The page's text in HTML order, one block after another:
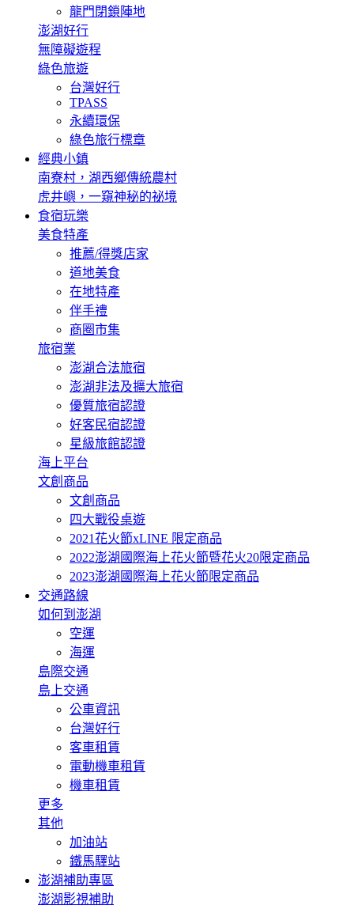
龍門閉鎖陣地
澎湖好行
無障礙遊程
綠色旅遊
台灣好行
TPASS
永續環保
綠色旅行標章
經典小鎮
南寮村，湖西鄉傳統農村
虎井嶼，一窺神秘的祕境
食宿玩樂
美食特產
推薦/得獎店家
道地美食
在地特產
伴手禮
商圈市集
旅宿業
澎湖合法旅宿
澎湖非法及擴大旅宿
優質旅宿認證
好客民宿認證
星級旅館認證
海上平台
文創商品
文創商品
四大戰役桌遊
2021花火節xLINE 限定商品
2022澎湖國際海上花火節暨花火20限定商品
2023澎湖國際海上花火節限定商品
交通路線
如何到澎湖
空運
海運
島際交通
島上交通
公車資訊
台灣好行
客車租賃
電動機車租賃
機車租賃
更多
其他
加油站
鐵馬驛站
澎湖補助專區
澎湖影視補助